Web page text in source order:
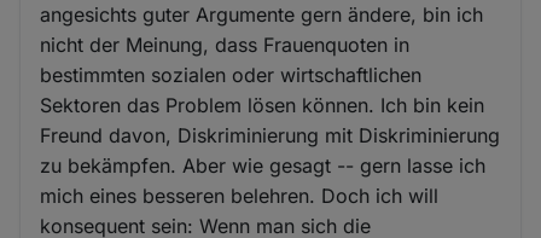
angesichts guter Argumente gern ändere, bin ich
nicht der Meinung, dass Frauenquoten in
bestimmten sozialen oder wirtschaftlichen
Sektoren das Problem lösen können. Ich bin kein
Freund davon, Diskriminierung mit Diskriminierung
zu bekämpfen. Aber wie gesagt -- gern lasse ich
mich eines besseren belehren. Doch ich will
konsequent sein: Wenn man sich die